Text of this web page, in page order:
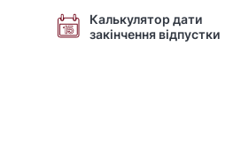
Калькулятор дати
закінчення відпустки